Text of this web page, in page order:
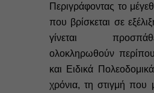
Περιγράφοντας το
που βρίσκεται σε
γίνεται
ολοκληρωθούν
και Ειδικά
χρόνια, τη στιγμή που